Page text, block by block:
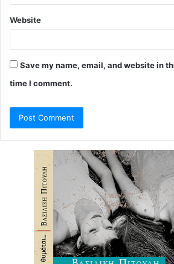
Website
Save my name, email, and website in
time I comment.